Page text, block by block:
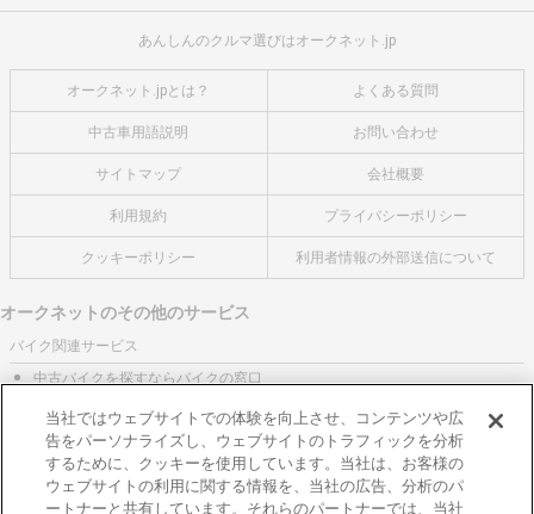
あんしんのクルマ選びはオークネット.jp
オークネット.jpとは？ よくある質問
中古車用語説明 お問い合わせ
サイトマップ 会社概要
利用規約 プライバシーポリシー
クッキーポリシー 利用者情報の外部送信について
オークネットのその他のサービス
バイク関連サービス
中古バイクを探すならバイクの窓口
レンタルバイクに乗るならモトオークレンタルバイク
ブランド関連サービス
ブランド品の買取はギャラリーレア
当社ではウェブサイトでの体験を向上させ、コンテンツや広
告をパーソナライズし、ウェブサイトのトラフィックを分析
するために、クッキーを使用しています。当社は、お客様の
ウェブサイトの利用に関する情報を、当社の広告、分析のパ
ートナーと共有しています。それらのパートナーでは、当社